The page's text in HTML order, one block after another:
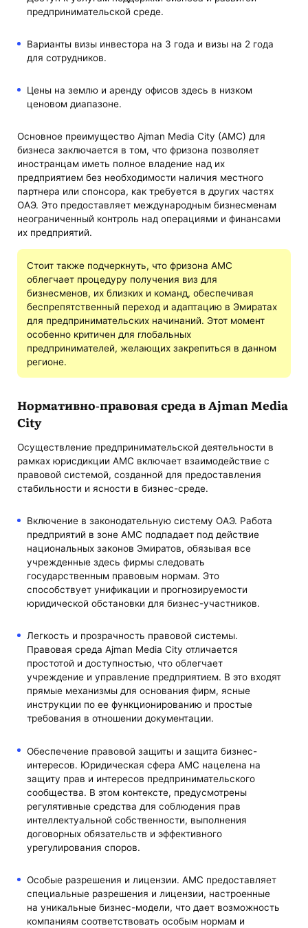
предпринимательской среде.
Варианты визы инвестора на 3 года и визы на 2 года
для сотрудников.
Цены на землю и аренду офисов здесь в низком
ценовом диапазоне.
Основное преимущество Ajman Media City (AMC) для
бизнеса заключается в том, что фризона позволяет
иностранцам иметь полное владение над их
предприятием без необходимости наличия местного
партнера или спонсора, как требуется в других частях
ОАЭ. Это предоставляет международным бизнесменам
неограниченный контроль над операциями и финансами
их предприятий.
Стоит также подчеркнуть, что фризона AMC
облегчает процедуру получения виз для
бизнесменов, их близких и команд, обеспечивая
беспрепятственный переход и адаптацию в Эмиратах
для предпринимательских начинаний. Этот момент
особенно критичен для глобальных
предпринимателей, желающих закрепиться в данном
регионе.
Нормативно-правовая среда в Ajman Media
City
Осуществление предпринимательской деятельности в
рамках юрисдикции AMC включает взаимодействие с
правовой системой, созданной для предоставления
стабильности и ясности в бизнес-среде.
Включение в законодательную систему ОАЭ. Работа
предприятий в зоне AMC подпадает под действие
национальных законов Эмиратов, обязывая все
учрежденные здесь фирмы следовать
государственным правовым нормам. Это
способствует унификации и прогнозируемости
юридической обстановки для бизнес-участников.
Легкость и прозрачность правовой системы.
Правовая среда Ajman Media City отличается
простотой и доступностью, что облегчает
учреждение и управление предприятием. В это входят
прямые механизмы для основания фирм, ясные
инструкции по ее функционированию и простые
требования в отношении документации.
Обеспечение правовой защиты и защита бизнес-
интересов. Юридическая сфера AMC нацелена на
защиту прав и интересов предпринимательского
сообщества. В этом контексте, предусмотрены
регулятивные средства для соблюдения прав
интеллектуальной собственности, выполнения
договорных обязательств и эффективного
урегулирования споров.
Особые разрешения и лицензии. AMC предоставляет
специальные разрешения и лицензии, настроенные
на уникальные бизнес-модели, что дает возможность
компаниям соответствовать особым нормам и